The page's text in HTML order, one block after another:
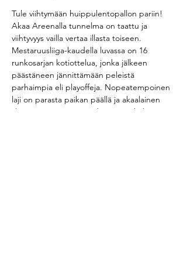
Tule viihtymään huippulentopallon pariin!
Akaa Areenalla tunnelma on taattu ja
viihtyvyys vailla vertaa illasta toiseen.
Mestaruusliiga-kaudella luvassa on 16
runkosarjan kotiottelua, jonka jälkeen
päästäneen jännittämään peleistä
parhaimpia eli playoffeja. Nopeatempoinen
laji on parasta paikan päällä ja akaalainen
yleisö varmasti opettaa kannustuskulttuurin